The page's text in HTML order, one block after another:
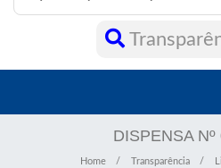
DISPENSA
Home Transparência